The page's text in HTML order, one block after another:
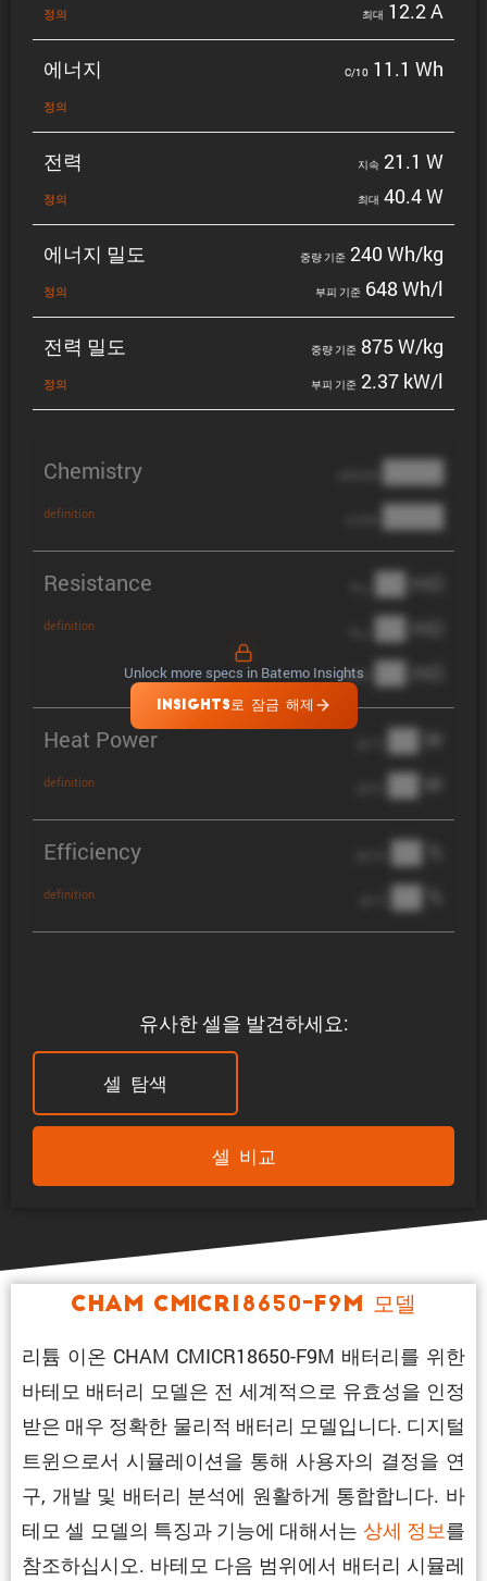
유사한 셀을 발견하세요:
셀 탐색
셀 비교
정의 최대 12.2 A
에너지
정의
C/10 11.1 Wh
전력
정의
지속 21.1 W
최대 40.4 W
에너지 밀도
정의
중량 기준 240 Wh/kg
부피 기준 648 Wh/l
전력 밀도
정의
중량 기준 875 W/kg
부피 기준 2.37 kW/l
Chemistry
definition
████
████
Resistance
definition
██ mΩ
██ mΩ
DCIR ██ mΩ
Heat Power
definition
██ W
██ W
Efficiency
definition
██ %
██ %
Unlock more specs in Batemo Insights
INSIGHTS로 잠금 해제
CHAM CMICR18650-F9M 모델
리튬 이온 CHAM CMICR18650-F9M 배터리를 위한
바테모 배터리 모델은 전 세계적으로 유효성을 인정
받은 매우 정확한 물리적 배터리 모델입니다. 디지털
트윈으로서 시뮬레이션을 통해 사용자의 결정을 연
구, 개발 및 배터리 분석에 원활하게 통합합니다. 바
테모 셀 모델의 특징과 기능에 대해서는 상세 정보를
참조하십시오. 바테모 다음 범위에서 배터리 시뮬레